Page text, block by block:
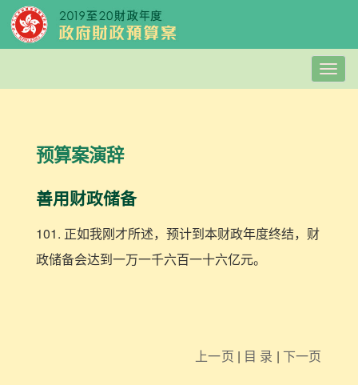
预算案演辞
善用财政储备
101. 正如我刚才所述，预计到本财政年度终结，财
政储备会达到一万一千六百一十六亿元。
上一页 | 目 录 | 下一页